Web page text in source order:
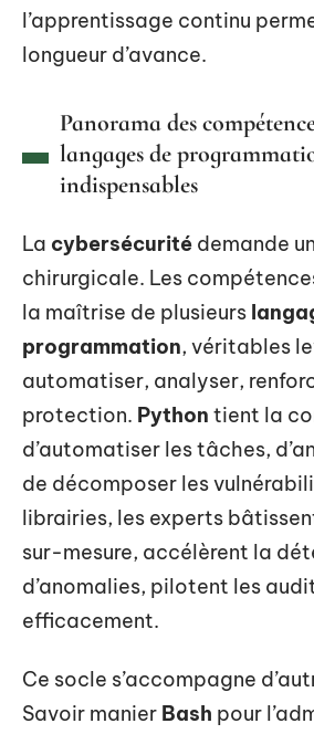
l’apprentissage continu
longueur d’avance.
Panorama des
langages de
indispensables
La cybersécurité demande
chirurgicale. Les
la maîtrise de plusieurs
programmation, véritables
automatiser, analyser,
protection. Python tient la
d’automatiser les tâches,
de décomposer les
librairies, les experts
sur-mesure, accélèrent la
d’anomalies, pilotent les
efficacement.
Ce socle s’accompagne
Savoir manier Bash pour